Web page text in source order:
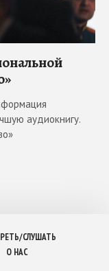
аудиокнигу.
СЛУШАТЬ
О НАС